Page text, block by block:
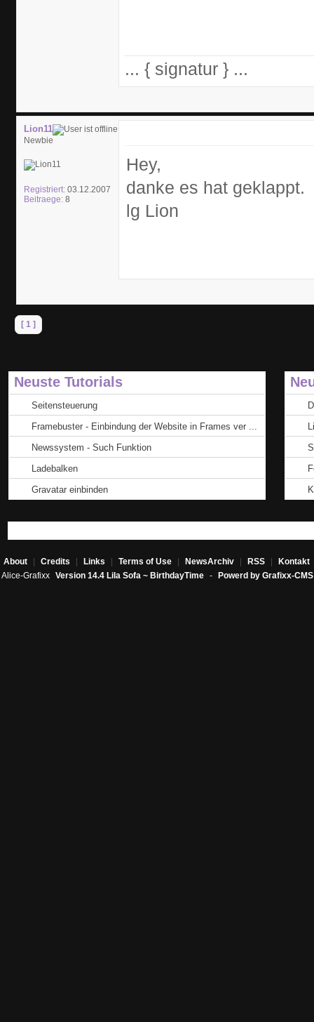
... { signatur } ...
Lion11
Newbie
Registriert: 03.12.2007
Beitraege: 8
Hey,
danke es hat geklappt.
lg Lion
[ 1 ]
Neuste Tutorials
Seitensteuerung
Framebuster - Einbindung der Website in Frames ver ...
Newssystem - Such Funktion
Ladebalken
Gravatar einbinden
About Credits Links Terms of Use NewsArchiv RSS Kontakt
Alice-Grafixx Version 14.4 Lila Sofa ~ BirthdayTime - Powerd by Grafixx-CMS